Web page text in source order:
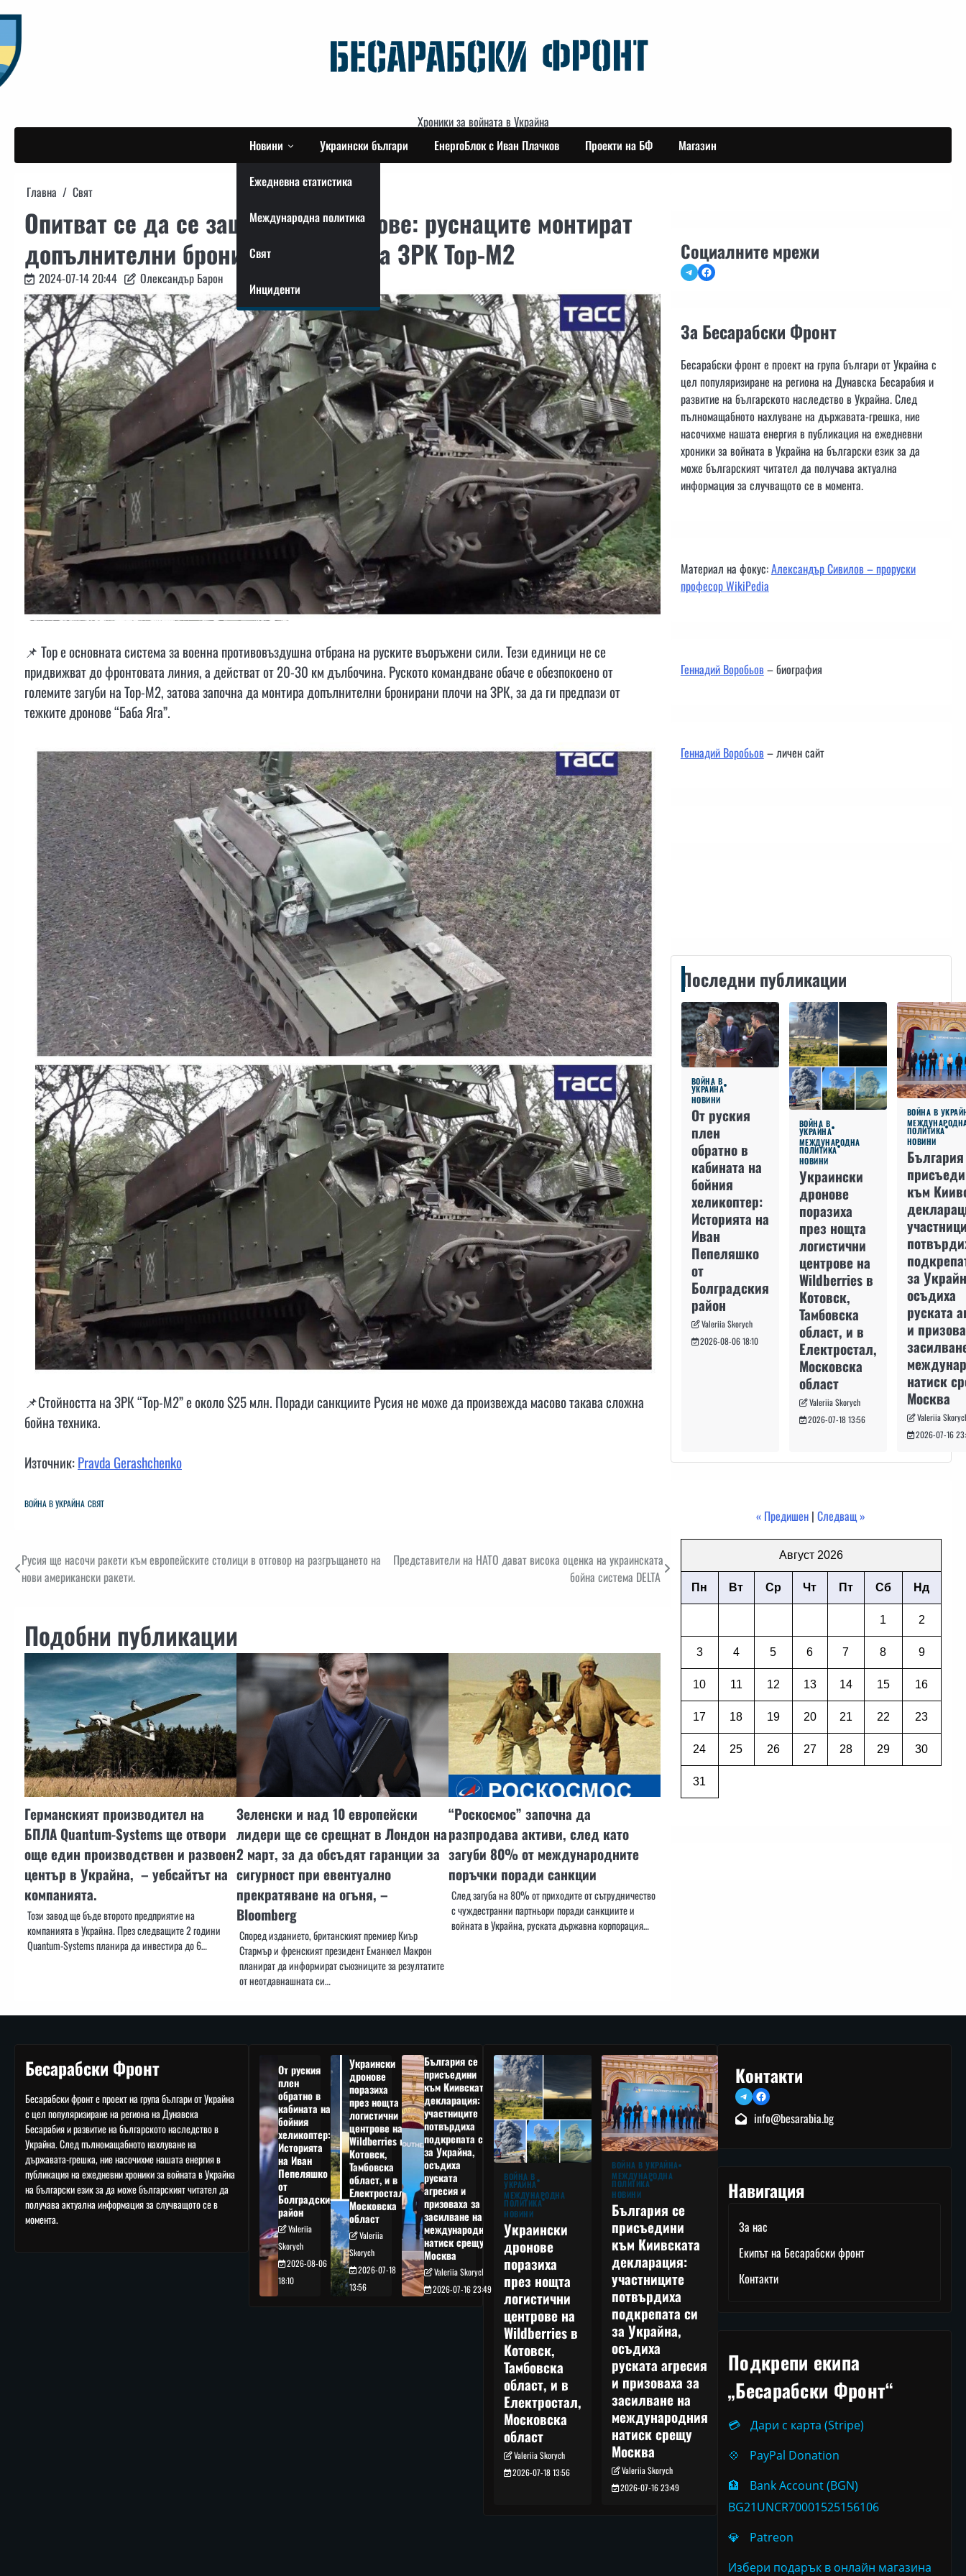
to
content
Хроники за войната в Украйна
Новини
Ежедневна статистика
Международна политика
Свят
Инциденти
Украински българи ЕнергоБлок с Иван Плачков Проекти на БФ Магазин
Главна Свят
Опитват се да се защитят от дронове: руснаците монтират
допълнителни бронирани плочи на ЗРК Тор-М2
2024-07-14 20:44 Олександър Барон
📌 Тор е основната система за военна противовъздушна отбрана на руските въоръжени сили. Тези единици не се
придвижват до фронтовата линия, а действат от 20-30 км дълбочина. Руското командване обаче е обезпокоено от
големите загуби на Тор-М2, затова започна да монтира допълнителни бронирани плочи на ЗРК, за да ги предпази от
тежките дронове “Баба Яга”.
📌Стойността на ЗРК “Тор-М2” е около $25 млн. Поради санкциите Русия не може да произвежда масово такава сложна
бойна техника.
Източник:Pravda Gerashchenko
ВОЙНА В УКРАЙНА СВЯТ
Навигация
Русия ще насочи ракети към европейските столици в отговор на разгръщането на
нови американски ракети.
Представители на НАТО дават висока оценка на украинската
бойна система DELTA
Подобни публикации
Германският производител на
БПЛА Quantum-Systems ще отвори
още един производствен и развоен
център в Украйна, – уебсайтът на
компанията.
Този завод ще бъде второто предприятие на
компанията в Украйна. През следващите 2 години
Quantum-Systems планира да инвестира до 6…
Зеленски и над 10 европейски
лидери ще се срещнат в Лондон на
2 март, за да обсъдят гаранции за
сигурност при евентуално
прекратяване на огъня, –
Bloomberg
Според изданието, британският премиер Киър
Стармър и френският президент Еманюел Макрон
планират да информират съюзниците за резултатите
от неотдавнашната си…
“Роскосмос” започна да
разпродава активи, след като
загуби 80% от международните
поръчки поради санкции
След загуба на 80% от приходите от сътрудничество
с чуждестранни партньори поради санкциите и
войната в Украйна, руската държавна корпорация…
Социалните мрежи
TelegramFacebook
За Бесарабски Фронт
Бесарабски фронт е проект на група българи от Украйна с
цел популяризиране на региона на Дунавска Бесарабия и
развитие на българското наследство в Украйна. След
пълномащабното нахлуване на държавата-грешка, ние
насочихме нашата енергия в публикация на ежедневни
хроники за войната в Украйна на български език за да
може българският читател да получава актуална
информация за случващото се в момента.
Материал на фокус:Александър Сивилов – проруски
професор WikiPedia
Геннадий Воробьов– биография
Геннадий Воробьов– личен сайт
Последни публикации
ВОЙНА В
УКРАЙНА
НОВИНИ
От руския
плен
обратно в
кабината на
бойния
хеликоптер:
Историята на
Иван
Пепеляшко
от
Болградския
район
Valeriia Skorych
2026-08-06 18:10
ВОЙНА В
УКРАЙНА
МЕЖДУНАРОДНА
ПОЛИТИКА
НОВИНИ
Украински
дронове
поразиха
през нощта
логистични
центрове на
Wildberries в
Котовск,
Тамбовска
област, и в
Електростал,
Московска
област
Valeriia Skorych
2026-07-18 13:56
ВОЙНА В
ПОЛИТИКА
НОВИНИ
към
за
осъдиха
руската
и
натиск
Москва
Valeriia
2026-07-16
« Предишен |Следващ »
Август 2026
Пн Вт Ср Чт Пт Сб Нд
1 2
3 4 5 6 7 8 9
10 11 12 13 14 15 16
17 18 19 20 21 22 23
24 25 26 27 28 29 30
31
Бесарабски Фронт
Бесарабски фронт е проект на група българи от Украйна
с цел популяризиране на региона на Дунавска
Бесарабия и развитие на българското наследство в
Украйна. След пълномащабното нахлуване на
държавата-грешка, ние насочихме нашата енергия в
публикация на ежедневни хроники за войната в Украйна
на български език за да може българският читател да
получава актуална информация за случващото се в
момента.
От руския
плен
обратно в
кабината на
бойния
хеликоптер:
Историята
на Иван
Пепеляшко
от
Болградския
район
Valeriia
Skorych
2026-08-06
18:10
Украински
дронове
поразиха
през нощта
логистични
центрове на
Wildberries в
Котовск,
Тамбовска
област, и в
Електростал,
Московска
област
Valeriia
Skorych
2026-07-18
13:56
България се
присъедини
към Киивската
декларация:
участниците
потвърдиха
подкрепата си
за Украйна,
осъдиха
руската
агресия и
призоваха за
засилване на
международния
натиск срещу
Москва
Valeriia Skorych
2026-07-16 23:49
ВОЙНА В
УКРАЙНА
МЕЖДУНАРОДНА
ПОЛИТИКА
НОВИНИ
Украински
дронове
поразиха
през нощта
логистични
центрове на
Wildberries в
Котовск,
Тамбовска
област, и в
Електростал,
Московска
област
Valeriia Skorych
2026-07-18 13:56
ВОЙНА В УКРАЙНА
МЕЖДУНАРОДНА
ПОЛИТИКА
НОВИНИ
България се
присъедини
към Киивската
декларация:
участниците
потвърдиха
подкрепата си
за Украйна,
осъдиха
руската агресия
и призоваха за
засилване на
международния
натиск срещу
Москва
Valeriia Skorych
2026-07-16 23:49
Контакти
TelegramFacebook
info@besarabia.bg
Навигация
За нас
Екипът на Бесарабски фронт
Контакти
Подкрепи екипа
„Бесарабски Фронт“
💳
Дари с карта (Stripe)
💠
PayPal Donation
🏦
Bank Account (BGN)
BG21UNCR70001525156106
💎
Patreon
Избери подарък в онлайн магазина